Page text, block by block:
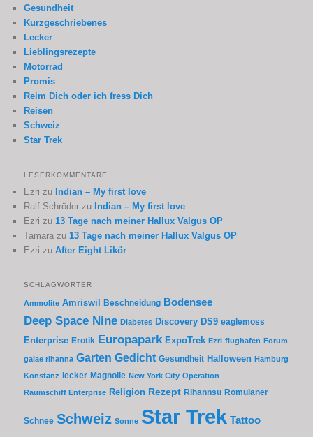
Gesundheit
Kurzgeschriebenes
Lecker
Lieblingsrezepte
Motorrad
Promis
Reim Dich oder ich fress Dich
Reisen
Schweiz
Star Trek
LESERKOMMENTARE
Ezri zuIndian – My first love
Ralf Schröder zuIndian – My first love
Ezri zu 13 Tage nach meiner Hallux Valgus OP
Tamara zu 13 Tage nach meiner Hallux Valgus OP
Ezri zuAfter Eight Likör
SCHLAGWÖRTER
Ammolite Amriswil Beschneidung Bodensee
Deep Space Nine Diabetes Discovery DS9 eaglemoss
Enterprise Erotik Europapark ExpoTrek Ezri flughafen Forum
galae rihanna Garten Gedicht Gesundheit Halloween Hamburg
Konstanz lecker Magnolie New York City Operation
Raumschiff Enterprise Religion Rezept Rihannsu Romulaner
Schnee Schweiz Sonne Star Trek Tattoo